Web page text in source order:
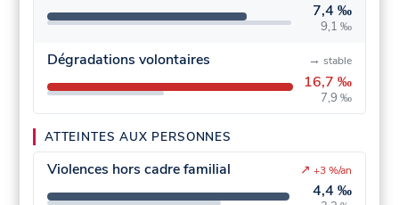
7,4 ‰
9,1 ‰
Dégradations volontaires
16,7 ‰
7,9 ‰
→ stable
ATTEINTES AUX PERSONNES
Violences hors cadre familial
4,4 ‰
↗ +3 %/an